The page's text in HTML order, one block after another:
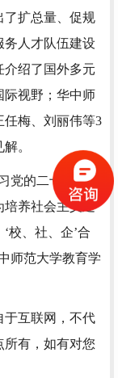
了扩总量、促规
务人才队伍建设
介绍了国外多元
际视野；华中师
梅、刘丽伟等3
。
党的二十大精神
培养社会主义建
校、社、企’合
师范大学教育学
于互联网，不代
所有，如有对您